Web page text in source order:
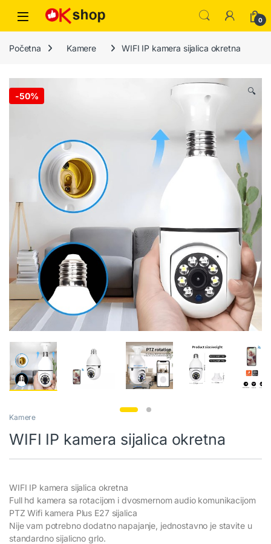
0
Početna Kamere WIFI IP kamera sijalica okretna
-50% 🔍
Kamere
WIFI IP kamera sijalica okretna
WIFI IP kamera sijalica okretna
Full hd kamera sa rotacijom i dvosmernom audio komunikacijom
PTZ Wifi kamera Plus E27 sijalica
Nije vam potrebno dodatno napajanje, jednostavno je stavite u
standardno sijalicno grlo.